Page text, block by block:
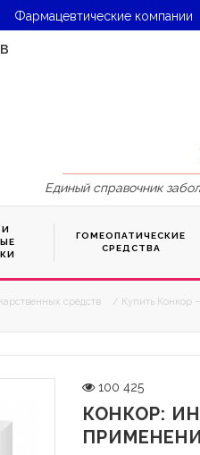
Фармацевтические компании
Единый справочник
И
ГОМЕОПАТИЧЕСКИЕ
СРЕДСТВА
средств / Купить Конкор
100 425
КОНКОР: